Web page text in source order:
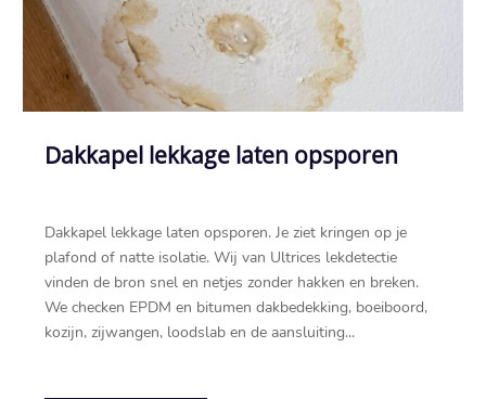
Dakkapel lekkage laten opsporen
Dakkapel lekkage laten opsporen.​ Je ziet kringen op je
plafond of natte isolatie.​ Wij van Ultrices lekdetectie
vinden de bron snel en netjes zonder hakken en breken.​
We checken EPDM en bitumen dakbedekking, boeiboord,
kozijn, zijwangen, loodslab en de aansluiting...